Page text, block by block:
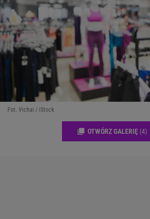
Fot. Vichai / iStock
OTWÓRZ GALERIĘ (4)